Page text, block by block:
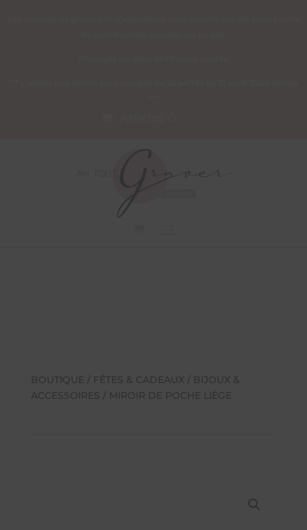
BOUTIQUE / FÊTES & CADEAUX / BIJOUX &
ACCESSOIRES / MIROIR DE POCHE LIÈGE